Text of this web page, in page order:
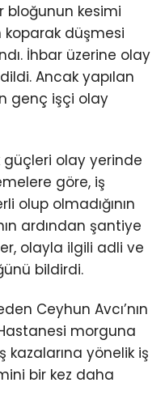
bloğunun kesimi
koparak düşmesi
İhbar üzerine olay
Ancak yapılan
genç işçi olay
güçleri olay yerinde
göre, iş
olup olmadığının
ardından şantiye
olayla ilgili adli ve
bildirdi.
Ceyhun Avcı’nın
morguna
kazalarına yönelik iş
bir kez daha